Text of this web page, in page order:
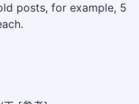
posts, for example, 5